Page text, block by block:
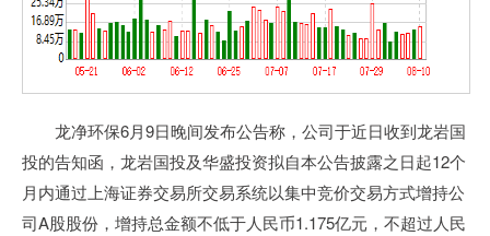
龙净环保6月9日晚间发布公告称，公司于近日收到龙岩国
投的告知函，龙岩国投及华盛投资拟自本公告披露之日起12个
月内通过上海证券交易所交易系统以集中竞价交易方式增持公
司A股股份，增持总金额不低于人民币1.175亿元，不超过人民